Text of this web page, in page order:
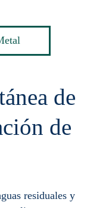
de
de
residuales y